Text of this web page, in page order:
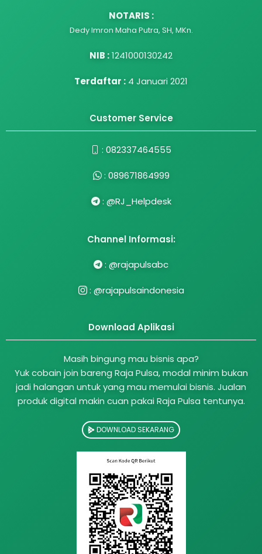
NOTARIS :
Dedy Imron Maha Putra, SH, MKn.
NIB :1241000130242
Terdaftar : 4 Januari 2021
Customer Service
: 082337464555
: 089671864999
: @RJ_Helpdesk
Channel Informasi:
: @rajapulsabc
: @rajapulsaindonesia
Download Aplikasi
Masih bingung mau bisnis apa?
Yuk cobain join bareng Raja Pulsa, modal minim bukan
jadi halangan untuk yang mau memulai bisnis. Jualan
produk digital makin cuan pakai Raja Pulsa tentunya.
DOWNLOAD SEKARANG